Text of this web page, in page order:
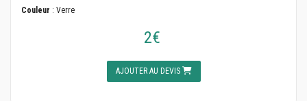
Couleur : Verre
2€
AJOUTER AU DEVIS